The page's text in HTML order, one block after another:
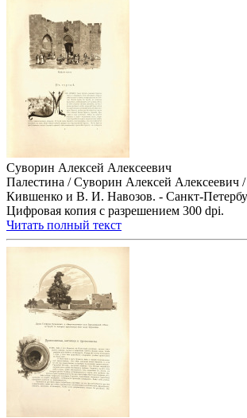
Суворин Алексей Алексеевич
Палестина / Суворин Алексей Алексеевич
Кившенко и В. И. Навозов. - Санкт-
Цифровая копия с разрешением 300 dpi.
Читать полный текст